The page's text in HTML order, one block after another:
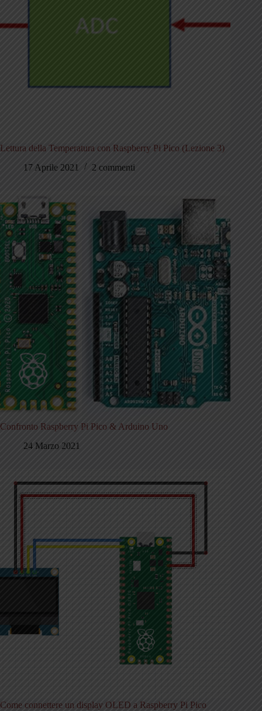
Lettura della Temperatura con Raspberry Pi Pico (Lezione 3)
17 Aprile 2021
2 commenti
Confronto Raspberry Pi Pico & Arduino Uno
24 Marzo 2021
Come connettere un display OLED a Raspberry Pi Pico